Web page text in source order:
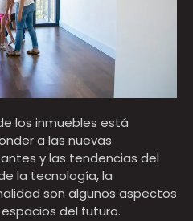
los inmuebles está
a las nuevas
y las tendencias del
la tecnología, la
son algunos aspectos
del futuro.